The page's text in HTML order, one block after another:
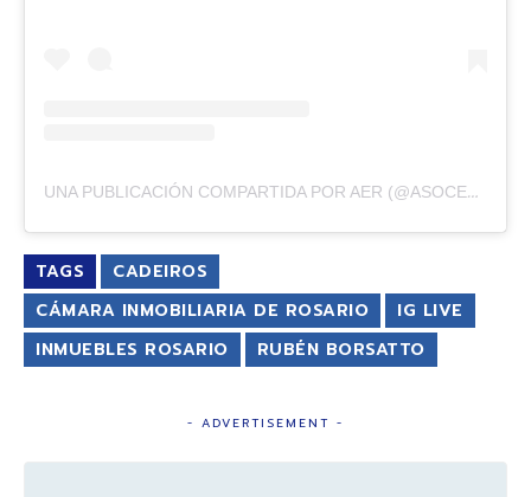
U
NA PUBLICACIÓN COMPARTIDA POR AER (@ASOCEMPRESARIA)
TAGS
CADEIROS
CÁMARA INMOBILIARIA DE ROSARIO
IG LIVE
INMUEBLES ROSARIO
RUBÉN BORSATTO
- ADVERTISEMENT -